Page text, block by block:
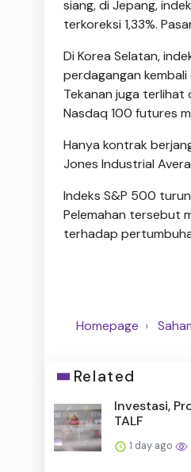
siang, di Jepang,
terkoreksi 1,33%.
Di Korea Selatan,
perdagangan kembali
Tekanan juga terlihat
Nasdaq 100 futures
Hanya kontrak
Jones Industrial
Indeks S&P 500
Pelemahan tersebut
terhadap
Homepage
Related
Investasi,
TALF
1 day ago